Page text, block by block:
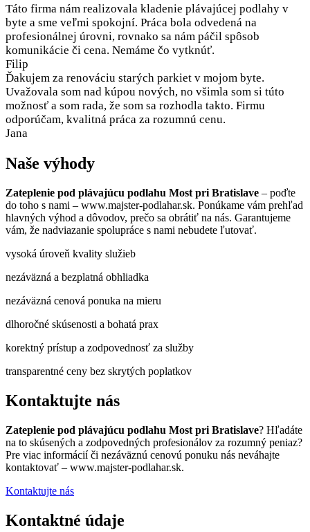
Táto firma nám realizovala kladenie plávajúcej podlahy v
byte a sme veľmi spokojní. Práca bola odvedená na
profesionálnej úrovni, rovnako sa nám páčil spôsob
komunikácie či cena. Nemáme čo vytknúť.
Filip
Ďakujem za renováciu starých parkiet v mojom byte.
Uvažovala som nad kúpou nových, no všimla som si túto
možnosť a som rada, že som sa rozhodla takto. Firmu
odporúčam, kvalitná práca za rozumnú cenu.
Jana
Naše výhody
Zateplenie pod plávajúcu podlahu Most pri Bratislave – poďte
do toho s nami – www.majster-podlahar.sk. Ponúkame vám prehľad
hlavných výhod a dôvodov, prečo sa obrátiť na nás. Garantujeme
vám, že nadviazanie spolupráce s nami nebudete ľutovať.
vysoká úroveň kvality služieb
nezáväzná a bezplatná obhliadka
nezáväzná cenová ponuka na mieru
dlhoročné skúsenosti a bohatá prax
korektný prístup a zodpovednosť za služby
transparentné ceny bez skrytých poplatkov
Kontaktujte nás
Zateplenie pod plávajúcu podlahu Most pri Bratislave? Hľadáte
na to skúsených a zodpovedných profesionálov za rozumný peniaz?
Pre viac informácií či nezáväznú cenovú ponuku nás neváhajte
kontaktovať – www.majster-podlahar.sk.
Kontaktujte nás
Kontaktné údaje